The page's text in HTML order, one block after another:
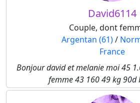
David6114
Couple, dont
Argentan (61)/
France
Bonjour david et melanie moi 45
femme 43 160 49 kg 90d